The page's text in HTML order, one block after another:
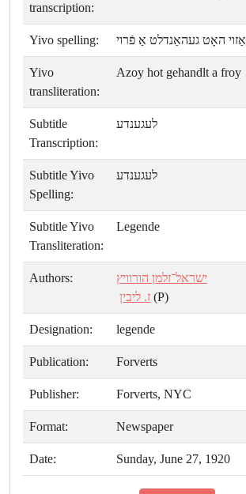
transcription:
Yivo spelling: אַזוי האָט געהאַנדלט אַ פֿרוי
Yivo
transliteration:
Azoy hot gehandlt a froy
Subtitle
Transcription:
לעגענדע
Subtitle Yivo
Spelling:
לעגענדע
Subtitle Yivo
Transliteration:
Legende
Authors:
ישראל־זלמן הורוויץ
ז. ליבין (P)
Designation: legende
Publication: Forverts
Publisher: Forverts, NYC
Format: Newspaper
Date: Sunday, June 27, 1920